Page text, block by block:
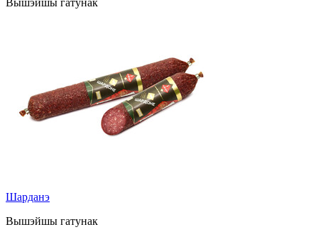
Шарданэ
Вышэйшы гатунак